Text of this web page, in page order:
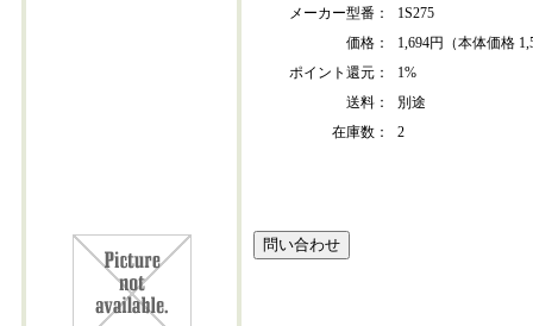
メーカー型番：
1S275
価格：
1,694円（本体価格
ポイント還元：
1%
送料：
別途
在庫数：
2